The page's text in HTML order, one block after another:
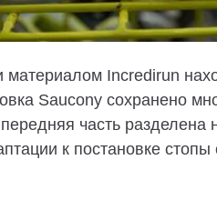
Incredirun
Saucony сохранено
часть
к постановке